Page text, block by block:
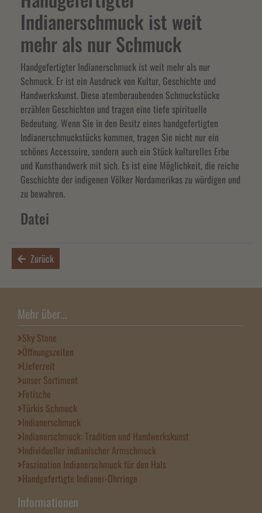
Indianerschmuck ist weit
mehr als nur Schmuck
Handgefertigter Indianerschmuck ist weit mehr als nur
Schmuck. Er ist ein Ausdruck von Kultur, Geschichte und
Handwerkskunst. Diese atemberaubenden Schmuckstücke
erzählen Geschichten und tragen eine tiefe spirituelle
Bedeutung. Wenn Sie in den Besitz eines handgefertigten
Indianerschmuckstücks kommen, tragen Sie nicht nur ein
schönes Accessoire, sondern auch ein Stück kulturelles Erbe
und Kunsthandwerk mit sich. Es ist eine Möglichkeit, die reiche
Geschichte der indigenen Völker Nordamerikas zu würdigen und
zu bewahren.
Datei
Zurück
Mehr über...
Sky Stone
Öffnungszeiten
Lieferzeit
unser Sortiment
Fetische
Türkis Schmuck
Indianerschmuck
Indianerschmuck: Tradition und Handwerkskunst
Individueller indianischer Armschmuck
Faszination Indianerschmuck für den Hals
Handgefertigte Indianer-Ohrringe
Informationen